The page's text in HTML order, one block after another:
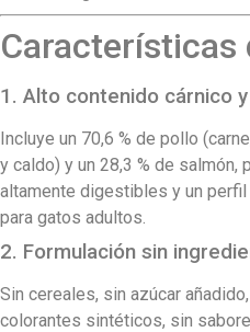
Características
1. Alto contenido cárnico
Incluye un 70,6 % de pollo
y caldo) y un 28,3 % de salmón,
altamente digestibles y un
para gatos adultos.
2. Formulación sin
Sin cereales, sin azúcar
colorantes sintéticos, sin